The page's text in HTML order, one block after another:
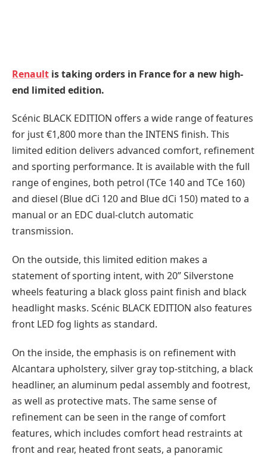
Renault is taking orders in France for a new high-
end limited edition.
Scénic BLACK EDITION offers a wide range of features
for just €1,800 more than the INTENS finish. This
limited edition delivers advanced comfort, refinement
and sporting performance. It is available with the full
range of engines, both petrol (TCe 140 and TCe 160)
and diesel (Blue dCi 120 and Blue dCi 150) mated to a
manual or an EDC dual-clutch automatic
transmission.
On the outside, this limited edition makes a
statement of sporting intent, with 20” Silverstone
wheels featuring a black gloss paint finish and black
headlight masks. Scénic BLACK EDITION also features
front LED fog lights as standard.
On the inside, the emphasis is on refinement with
Alcantara upholstery, silver gray top-stitching, a black
headliner, an aluminum pedal assembly and footrest,
as well as protective mats. The same sense of
refinement can be seen in the range of comfort
features, which includes comfort head restraints at
front and rear, heated front seats, a panoramic